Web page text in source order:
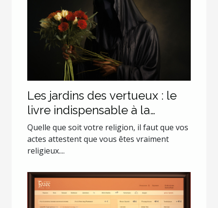
Les jardins des vertueux : le
livre indispensable à la
croissance spirituelle de tout
musulman
Quelle que soit votre religion, il faut que vos
actes attestent que vous êtes vraiment
religieux....